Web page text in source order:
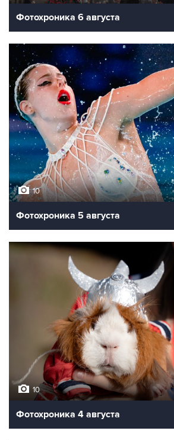
Фотохроника 6 августа
10
Фотохроника 5 августа
10
Фотохроника 4 августа